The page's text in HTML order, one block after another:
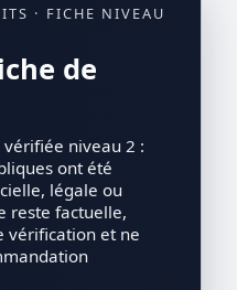
· FICHE NIVEAU
de
vérifiée niveau 2 :
ont été
légale ou
reste factuelle,
vérification et ne